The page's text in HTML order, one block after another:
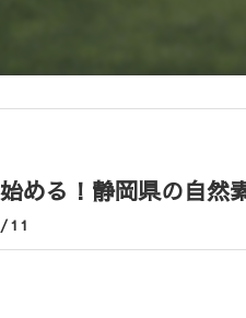
める！静岡県の自然
11